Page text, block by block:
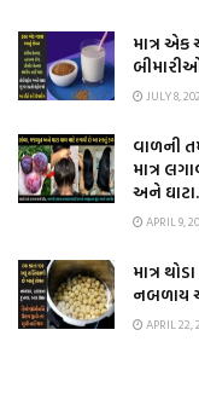
માત્ર
JULY 8,
વાળની
માત્ર
અને
APRIL 9,
માત્ર
નબળાય
APRIL 22,